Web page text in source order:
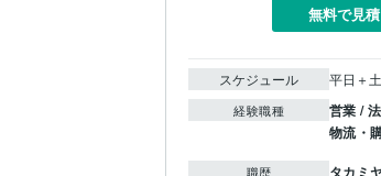
無料で見
スケジュール 平日＋
経験職種 営業 /
物流・
職歴 タカミ